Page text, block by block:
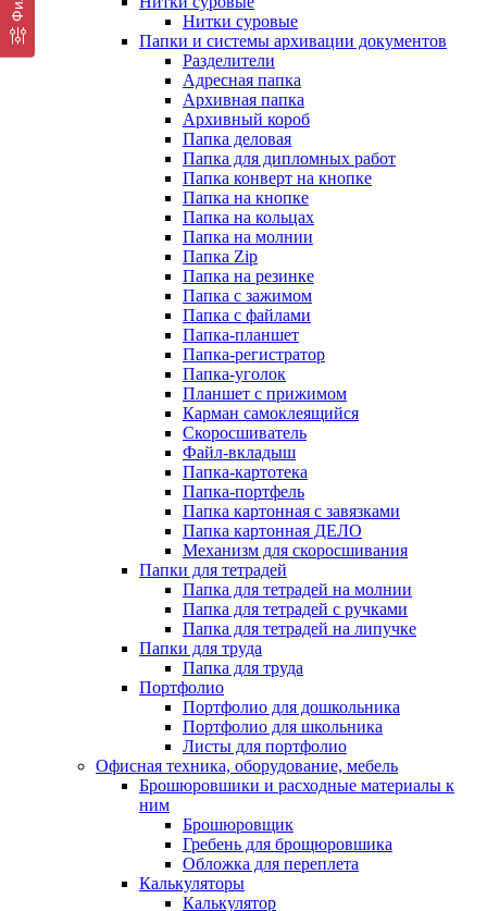
Нитки суровые
Папки и системы архивации документов
Разделители
Адресная папка
Архивная папка
Архивный короб
Папка деловая
Папка для дипломных работ
Папка конверт на кнопке
Папка на кнопке
Папка на кольцах
Папка на молнии
Папка Zip
Папка на резинке
Папка с зажимом
Папка с файлами
Папка-планшет
Папка-регистратор
Папка-уголок
Планшет с прижимом
Карман самоклеящийся
Скоросшиватель
Файл-вкладыш
Папка-картотека
Папка-портфель
Папка картонная с завязками
Папка картонная ДЕЛО
Механизм для скоросшивания
Папки для тетрадей
Папка для тетрадей на молнии
Папка для тетрадей с ручками
Папка для тетрадей на липучке
Папки для труда
Папка для труда
Портфолио
Портфолио для дошкольника
Портфолио для школьника
Листы для портфолио
Офисная техника, оборудование, мебель
Брошюровшики и расходные материалы к
ним
Брошюровщик
Гребень для брощюровшика
Обложка для переплета
Калькуляторы
Калькулятор